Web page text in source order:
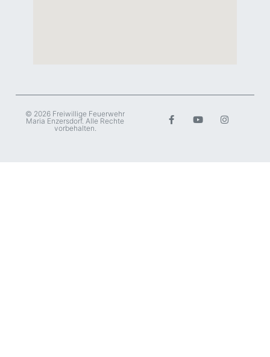
© 2026 Freiwillige Feuerwehr
Maria Enzersdorf. Alle Rechte
vorbehalten.